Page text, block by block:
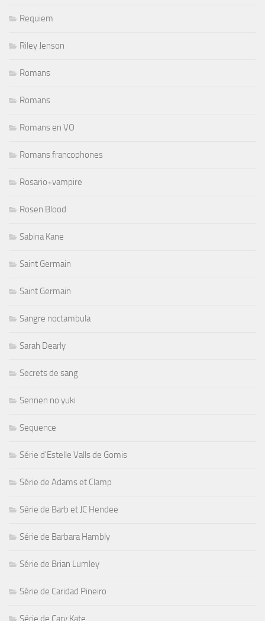
Requiem
Riley Jenson
Romans
Romans
Romans en VO
Romans francophones
Rosario+vampire
Rosen Blood
Sabina Kane
Saint Germain
Saint Germain
Sangre noctambula
Sarah Dearly
Secrets de sang
Sennen no yuki
Sequence
Série d'Estelle Valls de Gomis
Série de Adams et Clamp
Série de Barb et JC Hendee
Série de Barbara Hambly
Série de Brian Lumley
Série de Caridad Pineiro
Série de Cary Kate